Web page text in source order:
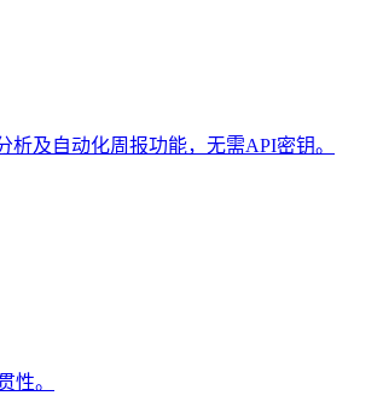
及自动化周报功能，无需API密钥。
性。